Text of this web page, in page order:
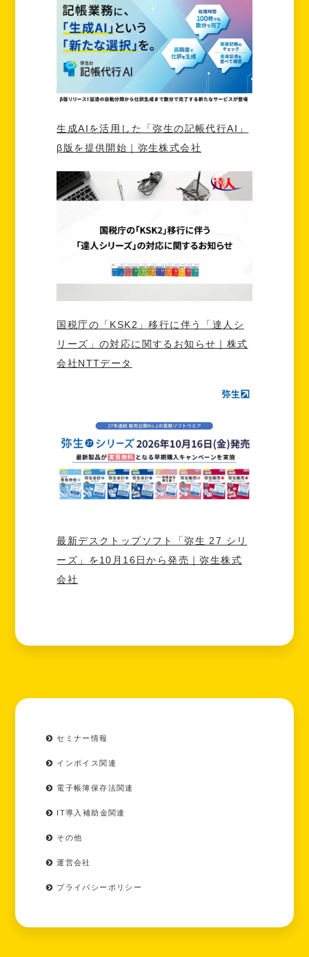
生成AIを活用した「弥生の記帳代行AI」
β版を提供開始｜弥生株式会社
国税庁の「KSK2」移行に伴う「達人シ
リーズ」の対応に関するお知らせ｜株式
会社NTTデータ
最新デスクトップソフト「弥生 27 シリ
ーズ」を10月16日から発売｜弥生株式
会社
セミナー情報
インボイス関連
電子帳簿保存法関連
IT導入補助金関連
その他
運営会社
プライバシーポリシー